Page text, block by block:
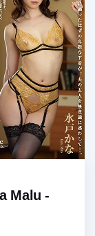
Malu -